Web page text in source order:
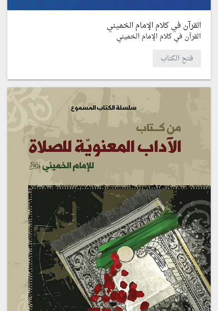
القرآن في كلام الإمام الخميني
القرآن في كلام الإمام الخميني
فتح الكتاب